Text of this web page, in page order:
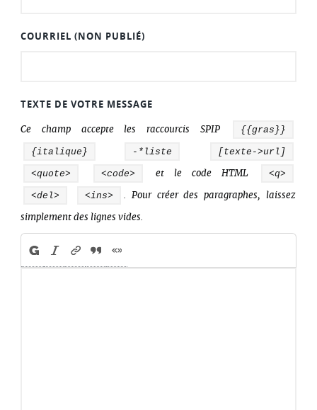
COURRIEL (NON PUBLIÉ)
TEXTE DE VOTRE MESSAGE
Ce champ accepte les raccourcis SPIP {{gras}}
{italique} -*liste [texte->url]
<quote> <code> et le code HTML <q>
<del> <ins> . Pour créer des paragraphes, laissez
simplement des lignes vides.